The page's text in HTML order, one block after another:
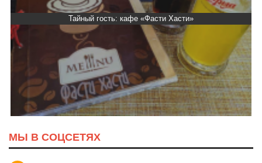
Тайный гость: Ресторан “Папараць Кветка”
МЫ В СОЦСЕТЯХ